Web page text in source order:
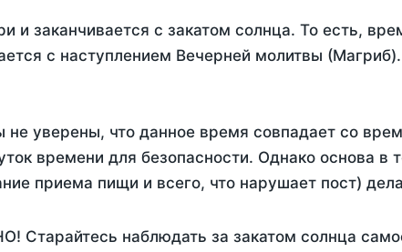
заканчивается с закатом солнца. То есть,
с наступлением Вечерней молитвы
уверены, что данное время совпадает со
времени для безопасности. Однако основа в
приема пищи и всего, что нарушает пост)
Старайтесь наблюдать за закатом солнца